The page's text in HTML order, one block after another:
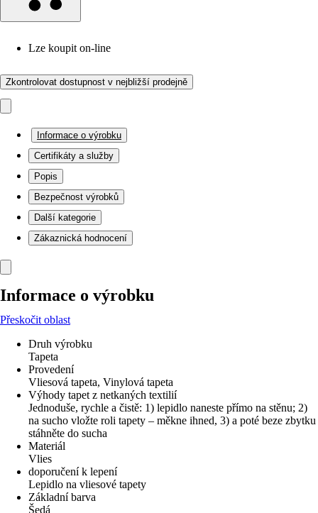
Lze koupit on-line
Zkontrolovat dostupnost v nejbližší prodejně
Informace o výrobku
Certifikáty a služby
Popis
Bezpečnost výrobků
Další kategorie
Zákaznická hodnocení
Informace o výrobku
Přeskočit oblast
Druh výrobku
Tapeta
Provedení
Vliesová tapeta, Vinylová tapeta
Výhody tapet z netkaných textilií
Jednoduše, rychle a čistě: 1) lepidlo naneste přímo na stěnu; 2)
na sucho vložte roli tapety – měkne ihned, 3) a poté beze zbytku
stáhněte do sucha
Materiál
Vlies
doporučení k lepení
Lepidlo na vliesové tapety
Základní barva
Šedá